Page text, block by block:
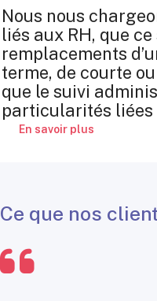
Nous nous
liés aux RH, que
remplacements
terme, de courte
que le suivi
particularités liées
En savoir plus
Ce que nos